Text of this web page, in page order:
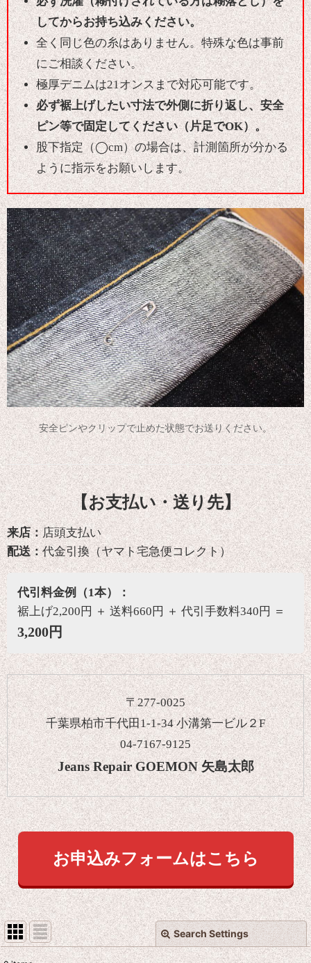
してからお持ち込みください。
全く同じ色の糸はありません。特殊な色は事前
にご相談ください。
極厚デニムは21オンスまで対応可能です。
必ず裾上げしたい寸法で外側に折り返し、安全
ピン等で固定してください（片足でOK）。
股下指定（◯cm）の場合は、計測箇所が分かる
ように指示をお願いします。
安全ピンやクリップで止めた状態でお送りください。
【お支払い・送り先】
来店：店頭支払い
配送：代金引換（ヤマト宅急便コレクト）
代引料金例（1本）：
裾上げ2,200円 ＋ 送料660円 ＋ 代引手数料340円 ＝
3,200円
〒277-0025
千葉県柏市千代田1-1-34 小溝第一ビル２F
04-7167-9125
Jeans Repair GOEMON 矢島太郎
お申込みフォームはこちら
Search Settings Close